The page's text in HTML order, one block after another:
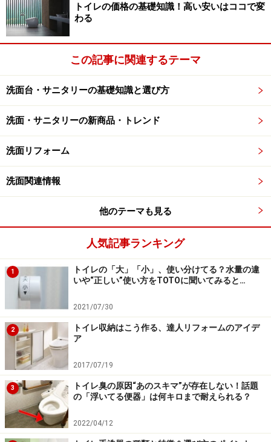
【匿名で優良会社にリフォーム相談！】
ホームプロでリフォーム会社を探す
トイレの価格の基礎知識！高い安いはココで変
わる
この記事に関連するテーマ
洗面台・サニタリーの基礎知識と選び方
洗面・サニタリーの新商品・トレンド
洗面リフォーム
洗面関連情報
他のテーマも見る
人気記事ランキング
1
トイレの「大」「小」、使い分けてる？水量の違
いや“正しい”使い方をTOTOに聞いてみると…
2021/07/30
2
トイレ収納はこう作る、達人リフォームのアイデ
ア
2017/07/19
3
トイレ臭の原因“あのスキマ”が存在しない！話題
の「浮いてる便器」は何キロまで耐えられる？
2022/04/12